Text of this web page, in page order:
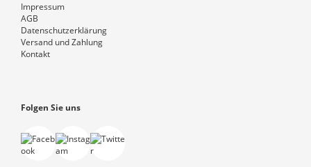
Impressum
AGB
Datenschutzerklärung
Versand und Zahlung
Kontakt
Folgen Sie uns